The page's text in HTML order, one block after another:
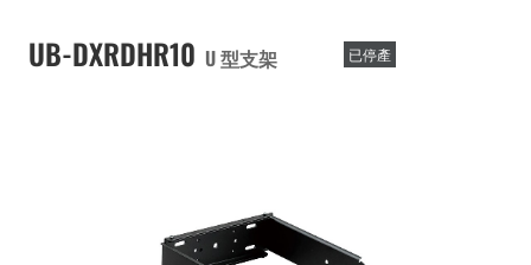
UB-DXRDHR10 U 型支架 已停產